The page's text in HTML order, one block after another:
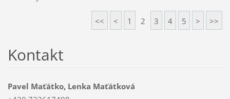
<< < 1 2 3 4 5 > >>
Kontakt
Pavel Maťátko, Lenka Maťátková